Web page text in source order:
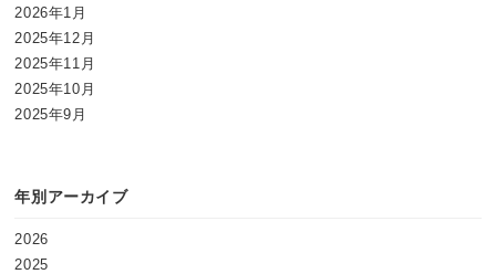
2026年1月
2025年12月
2025年11月
2025年10月
2025年9月
年別アーカイブ
2026
2025